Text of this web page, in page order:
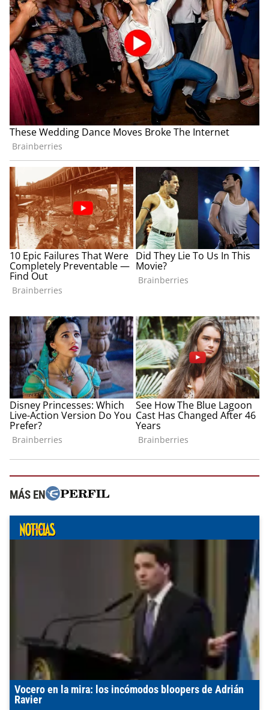
MÁS EN
Vocero en la mira: los incómodos bloopers de Adrián
Ravier